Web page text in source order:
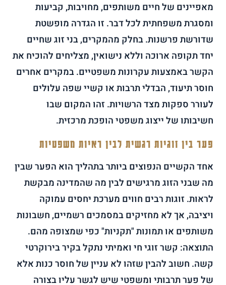
מאפיינים של חיים משותפים, מחויבות, קביעות
ומסגרת משפחתית לכל דבר. זו הגדרה מופשטת
שדורשת פרשנות. בחלק מהמקרים, בני זוג שחיים
יחד תקופה ארוכה וללא נישואין, מצליחים להוכיח את
הקשר באמצעות עקרונות משפטיים. במקרים אחרים
חוסר תיעוד, הבדלי תרבות או קשיי שפה עלולים
לעורר ספקות מצד הרשויות. זהו המקום שבו
חשיבותו של ייצוג משפטי הופכת מרכזית.
פער בין זוגיות רגשית לבין ראיות משפטיות
אחד הקשיים הנפוצים ביותר בתהליך הוא הפער שבין
מה שבני הזוג מרגישים לבין מה שהמדינה מבקשת
לראות. זוגות רבים חווים מערכת יחסים עמוקה
ויציבה, אך לא מחזיקים במסמכים רשמיים, חשבונות
משותפים או תמונות "תקניות" כפי שמצופה מהם.
התוצאה: קשר זוגי חי ואמיתי נתקל בקיר בירוקרטי
קשה. חשוב להבין שזהו לא עניין של חוסר כנות אלא
של פער תרבותי ומשפטי שיש לגשר עליו בצורה